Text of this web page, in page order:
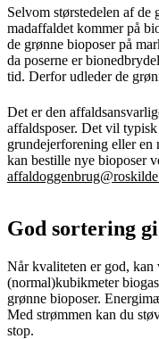
Selvom størstedelen af de
madaffaldet kommer på
de grønne bioposer på
da poserne er
tid. Derfor udleder de
Det er den
affaldsposer. Det vil
grundejerforening eller en
kan bestille nye bioposer
God sortering
Når kvaliteten er god,
(normal)kubikmeter
grønne bioposer.
Med strømmen kan du
stop.